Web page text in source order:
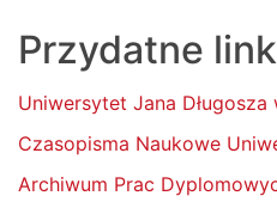
Przydatne
Uniwersytet Jana
Czasopisma Naukowe
Archiwum Prac